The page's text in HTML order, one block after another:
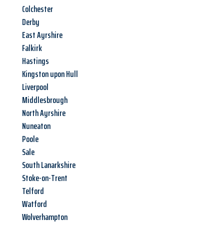
Colchester
Derby
East Ayrshire
Falkirk
Hastings
Kingston upon Hull
Liverpool
Middlesbrough
North Ayrshire
Nuneaton
Poole
Sale
South Lanarkshire
Stoke-on-Trent
Telford
Watford
Wolverhampton